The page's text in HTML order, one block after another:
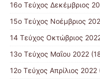
16ο Τεύχος Δεκέμβριος
15o Τεύχος Νοέμβριος
14 Tεύχος Οκτώβριος
13ο Τεύχος Μαΐου 2022
12ο Τεύχος Απρίλιος 2022